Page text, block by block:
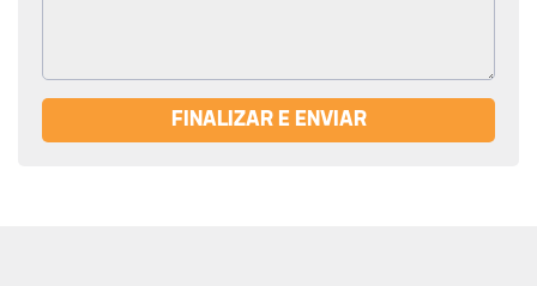
FINALIZAR E ENVIAR